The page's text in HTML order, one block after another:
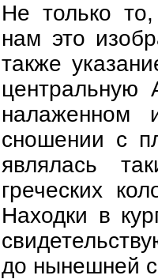
Не только
нам это
также
центральную
налаженном
сношении с
являлась
греческих
Находки в
до нынешней